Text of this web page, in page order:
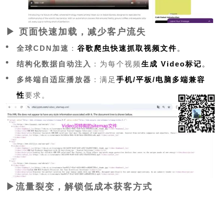
▶ 页面快速加载，减少客户流失
全球CDN加速 ： 谷歌爬虫快速抓取视频文件。
结构化数据自动注入 ：为每个视频生成 Video标记 。
多终端自适应播放器 ：满足 手机/平板/电脑多端兼容
性要求。
▶流量裂变，解锁低成本获客方式